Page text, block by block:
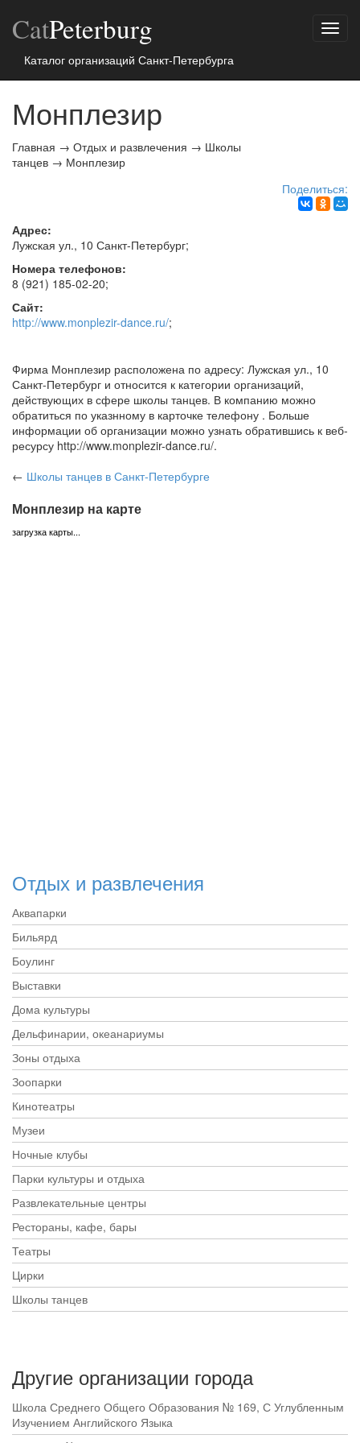
CatPeterburg
Каталог организаций Санкт-Петербурга
Монплезир
Главная → Отдых и развлечения → Школы
танцев → Монплезир
Поделиться:
Адрес:
Лужская ул., 10 Санкт-Петербург;
Номера телефонов:
8 (921) 185-02-20;
Сайт:
http://www.monplezir-dance.ru/;
Фирма Монплезир расположена по адресу: Лужская ул., 10
Санкт-Петербург и относится к категории организаций,
действующих в сфере школы танцев. В компанию можно
обратиться по указнному в карточке телефону . Больше
информации об организации можно узнать обратившись к веб-
ресурсу http://www.monplezir-dance.ru/.
← Школы танцев в Санкт-Петербурге
Монплезир на карте
загрузка карты...
Отдых и развлечения
Аквапарки
Бильярд
Боулинг
Выставки
Дома культуры
Дельфинарии, океанариумы
Зоны отдыха
Зоопарки
Кинотеатры
Музеи
Ночные клубы
Парки культуры и отдыха
Развлекательные центры
Рестораны, кафе, бары
Театры
Цирки
Школы танцев
Другие организации города
Школа Среднего Общего Образования № 169, С Углубленным
Изучением Английского Языка